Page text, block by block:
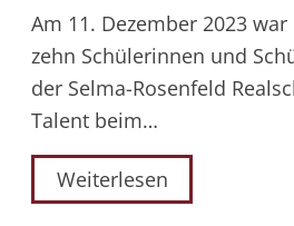
Am 11. Dezember 2023
zehn Schülerinnen und
der Selma-Rosenfeld
Talent beim…
Weiterlesen